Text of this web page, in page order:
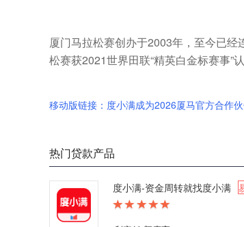
厦门马拉松赛创办于2003年，至今已
松赛获2021世界田联“精英白金标赛事”
移动版链接：度小满成为2026厦马官方合作
热门贷款产品
度小满-资金周转就找度小满